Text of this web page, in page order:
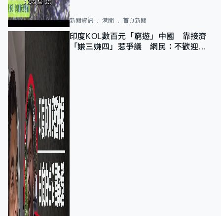
新聞資訊 港聞 首頁新聞
印度KOL數百元「窮遊」中國 靠接濟
「嫌三嫌四」惹爭議 網民：不歡迎劣